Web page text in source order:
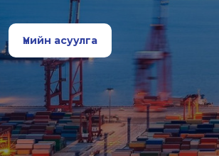
Үнийн асуулга